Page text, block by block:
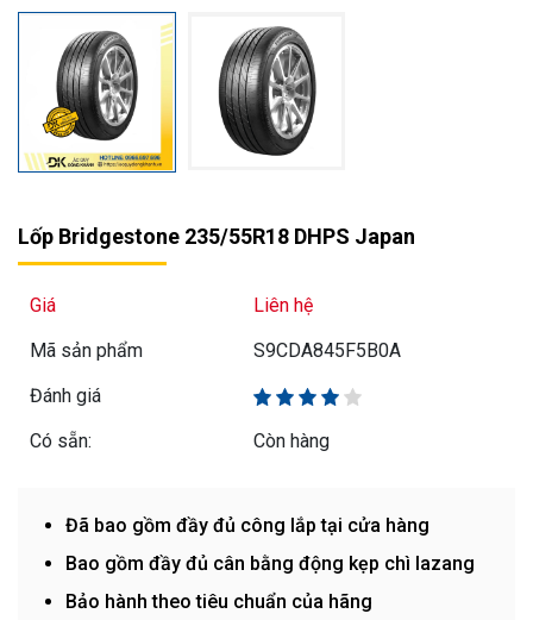
Lốp Bridgestone 235/55R18 DHPS Japan
Giá
Liên hệ
Mã sản phẩm
S9CDA845F5B0A
Đánh giá
Có sẵn:
Còn hàng
Đã bao gồm đầy đủ công lắp tại cửa hàng
Bao gồm đầy đủ cân bằng động kẹp chì lazang
Bảo hành theo tiêu chuẩn của hãng